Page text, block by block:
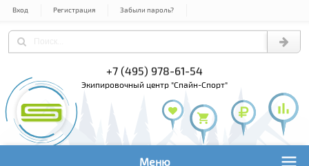
Вход Регистрация Забыли пароль?
+7 (495) 978-61-54
экипировочный центр "Спайн-Спорт"
Меню